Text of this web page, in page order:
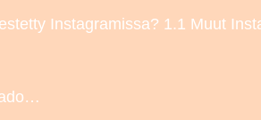
Instagramissa? 1.1 Muut